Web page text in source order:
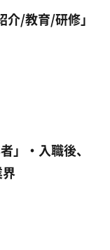
/教育/研修」
」・入職後、